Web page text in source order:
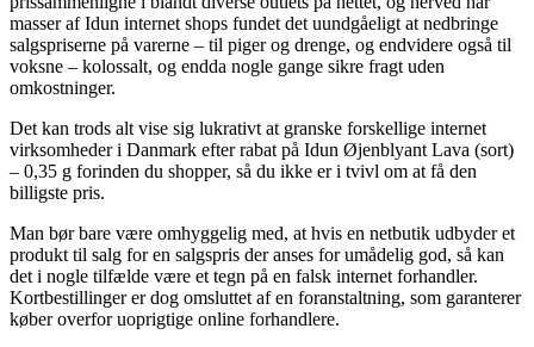
masser af Idun internet shops fundet det uundgåeligt at nedbringe
salgspriserne på varerne – til piger og drenge, og endvidere også til
voksne – kolossalt, og endda nogle gange sikre fragt uden
omkostninger.
Det kan trods alt vise sig lukrativt at granske forskellige internet
virksomheder i Danmark efter rabat på Idun Øjenblyant Lava (sort)
– 0,35 g forinden du shopper, så du ikke er i tvivl om at få den
billigste pris.
Man bør bare være omhyggelig med, at hvis en netbutik udbyder et
produkt til salg for en salgspris der anses for umådelig god, så kan
det i nogle tilfælde være et tegn på en falsk internet forhandler.
Kortbestillinger er dog omsluttet af en foranstaltning, som garanterer
køber overfor uoprigtige online forhandlere.